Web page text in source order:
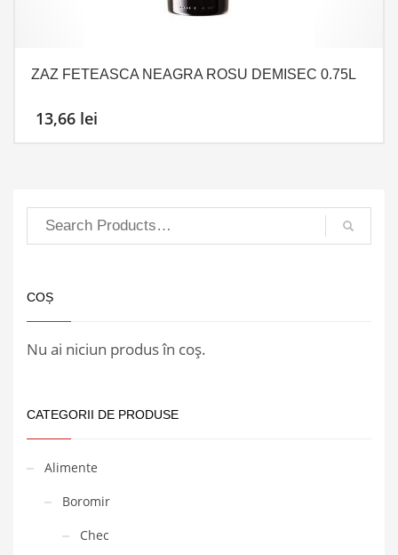
ZAZ FETEASCA NEAGRA ROSU DEMISEC 0.75L
13,66 lei
COȘ
Nu ai niciun produs în coș.
CATEGORII DE PRODUSE
Alimente
Boromir
Chec